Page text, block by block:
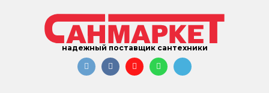
надежный поставщик сантехники